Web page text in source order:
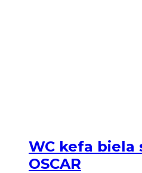
WC kefa biela
OSCAR